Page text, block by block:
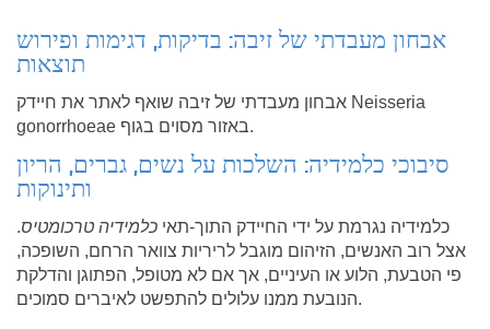
אבחון מעבדתי של זיבה: בדיקות, דגימות ופירוש
תוצאות
אבחון מעבדתי של זיבה שואף לאתר את חיידק Neisseria
gonorrhoeae באזור מסוים בגוף.
סיבוכי כלמידיה: השלכות על נשים, גברים, הריון
ותינוקות
כלמידיה נגרמת על ידי החיידק התוך-תאי כלמידיה טרכומטיס.
אצל רוב האנשים, הזיהום מוגבל לריריות צוואר הרחם, השופכה,
פי הטבעת, הלוע או העיניים, אך אם לא מטופל, הפתוגן והדלקת
הנובעת ממנו עלולים להתפשט לאיברים סמוכים.